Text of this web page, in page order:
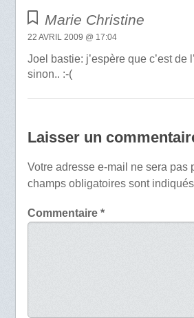
Marie Christine
22 AVRIL 2009 @ 17:04
Joel bastie: j’espère que c’est de
sinon.. :-(
Laisser un
Votre adresse e-mail ne sera pas
champs obligatoires sont
Commentaire *